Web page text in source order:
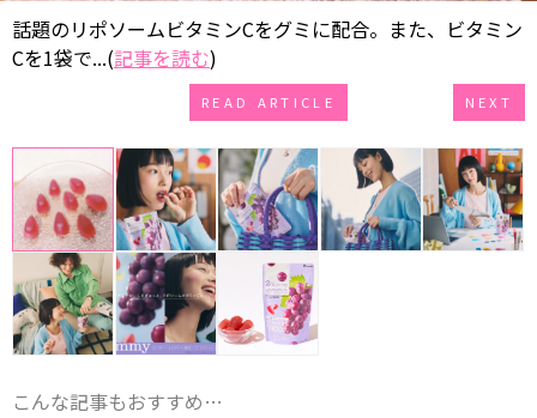
話題のリポソームビタミンCをグミに配合。また、ビタミン
Cを1袋で...(記事を読む)
READ ARTICLE NEXT
こんな記事もおすすめ…